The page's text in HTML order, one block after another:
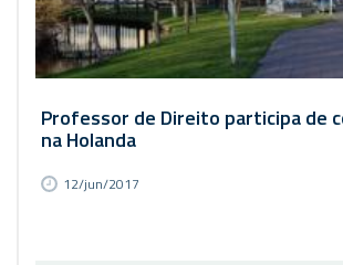
Professor de Direito participa de
na Holanda
12/jun/2017